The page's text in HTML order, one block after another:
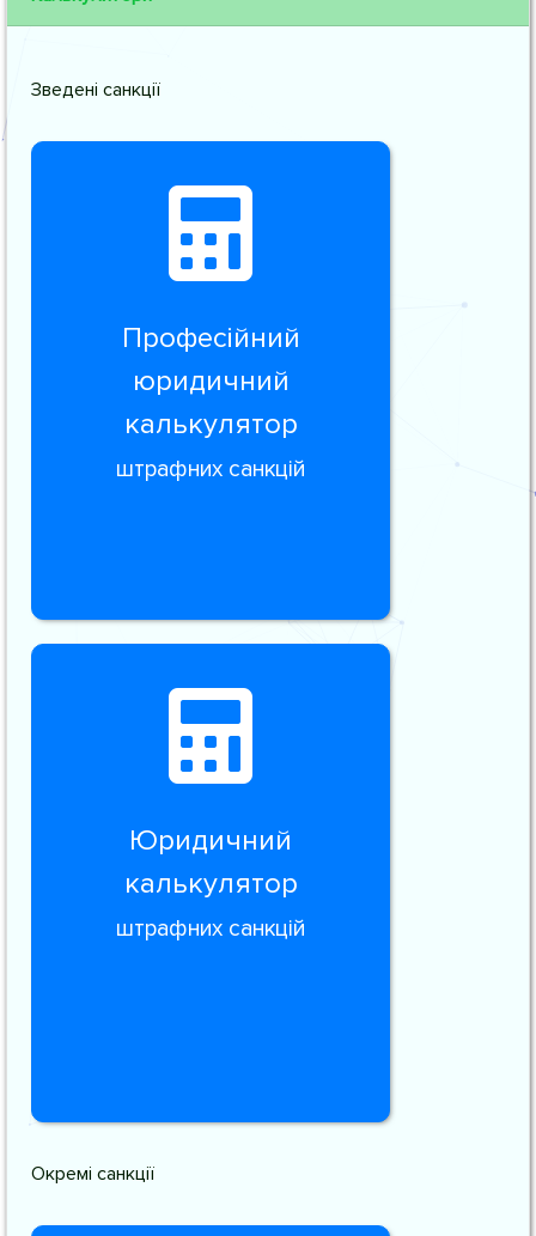
Зведені санкції
Професійний
юридичний
калькулятор
штрафних санкцій
Юридичний
калькулятор
штрафних санкцій
Окремі санкції